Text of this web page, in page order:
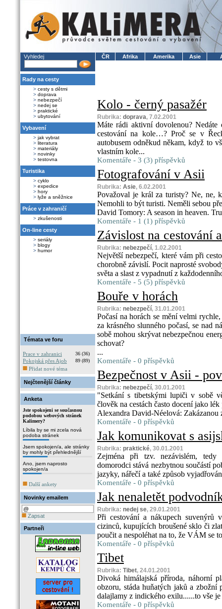
Vyhledej
Rady na cesty
> cesty s dětmi
> doprava
> nebezpečí
> nedej se
> praktické
> ubytování
Vybavení
> jak vybrat
> literatura
> materiály
> novinky
> testovna
Turistika
> cyklo
> expedice
> hory
> lyže a sněžnice
Práce v zahraničí
> zkušenosti
On-line cesty
> seriály
> blogy
> humor
Témata ve foru
Prace v zahranici 36 (36)
Pokojská přes Ajob 89 (89)
Přidat nové téma
Nejčtenější články
Anketa
Jste spokojeni se současnou
podobou webových stránek
Kalimery?
Líbila by se mi zcela nová
podoba stránek
Jsem spokojen/a, ale stránky
by mohly být přehlednější
Ano, jsem naprosto
spokojen/a
Další ankety
Novinky emailem
Zapsat
Partneři
ČR Afrika Amerika Asie
Kolo - černý pasažér
Rubrika: doprava, 7.02.2001
Máte rádi aktivní dovolenou? Nedáte
cestování na kole…? Proč se v
autobusem odněkud někam, když to
vlastním kole...
Komentáře - 3 (3) příspěvků
Fotografování v Asii
Rubrika: Asie, 6.02.2001
Považoval je král za turisty? Ne, ne,
Nemohli to být turisti. Neměli sebou
David Tomory: A season in heaven.
Komentáře - 1 (1) příspěvků
Závislost na cestování
Rubrika: nebezpečí, 1.02.2001
Největší nebezpečí, které vám při
chorobně závislí. Pocit naprosté
světa a slast z vypadnutí z
Komentáře - 5 (5) příspěvků
Bouře v horách
Rubrika: nebezpečí, 31.01.2001
Počasí na horách se mění velmi
za krásného slunného počasí, se nad
sobě mohou skrývat nebezpečnou
schovat?
...
Komentáře - 0 příspěvků
Bezpečnost v Asii -
Rubrika: nebezpečí, 30.01.2001
"Setkání s tibetskými lupiči v sobě
člověk na cestách často docení jako
Alexandra David-Néelová: Zakázanou
Komentáře - 0 příspěvků
Jak komunikovat s
Rubrika: praktické, 30.01.2001
Zejména při tzv. nezávislém, tedy
domorodci stává nezbytnou součástí
jazyky, nářečí a také způsob
Komentáře - 0 příspěvků
Jak nenaletět
Rubrika: nedej se, 29.01.2001
Při cestování a nákupech suvenýrů
cizinců, kupujících broušené sklo či
poučit a nespoléhat na to, že VÁM se
Komentáře - 0 příspěvků
Tibet
Rubrika: Tibet, 24.01.2001
Divoká himálajská příroda, náhorní
obzoru, stáda huňatých jaků a
dalajlamy z indického exilu......to vše
Komentáře - 0 příspěvků